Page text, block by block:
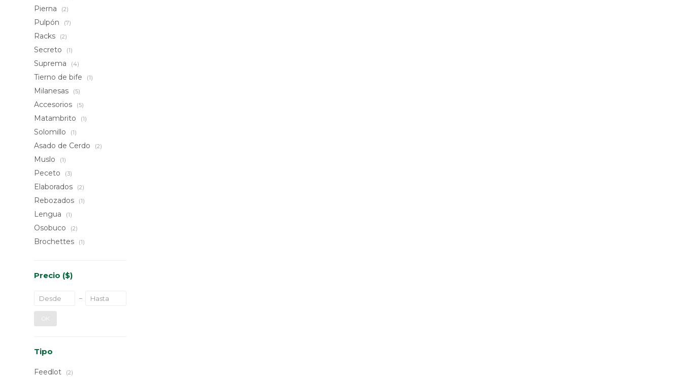
Pierna (2)
Pulpón (7)
Racks (2)
Secreto (1)
Suprema (4)
Tierno de bife (1)
Milanesas (5)
Accesorios (5)
Matambrito (1)
Solomillo (1)
Asado de Cerdo (2)
Muslo (1)
Peceto (3)
Elaborados (2)
Rebozados (1)
Lengua (1)
Osobuco (2)
Brochettes (1)
Precio ($)
OK
Tipo
Feedlot (2)